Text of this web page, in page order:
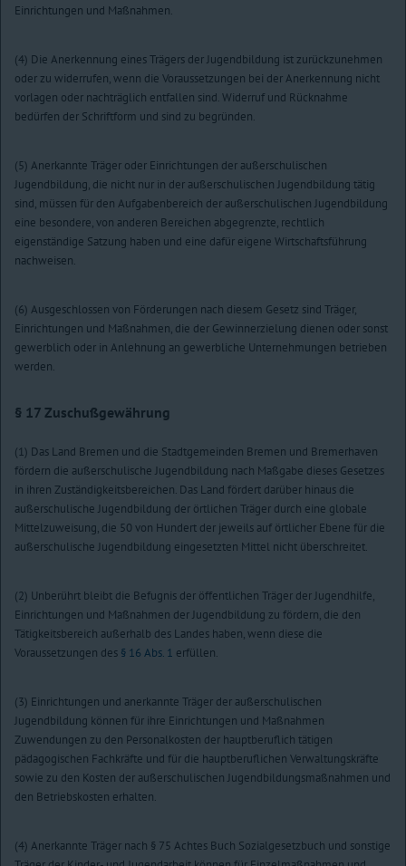
Einrichtungen und Maßnahmen.
(4) Die Anerkennung eines Trägers der Jugendbildung ist zurückzunehmen
oder zu widerrufen, wenn die Voraussetzungen bei der Anerkennung nicht
vorlagen oder nachträglich entfallen sind. Widerruf und Rücknahme
bedürfen der Schriftform und sind zu begründen.
(5) Anerkannte Träger oder Einrichtungen der außerschulischen
Jugendbildung, die nicht nur in der außerschulischen Jugendbildung tätig
sind, müssen für den Aufgabenbereich der außerschulischen Jugendbildung
eine besondere, von anderen Bereichen abgegrenzte, rechtlich
eigenständige Satzung haben und eine dafür eigene Wirtschaftsführung
nachweisen.
(6) Ausgeschlossen von Förderungen nach diesem Gesetz sind Träger,
Einrichtungen und Maßnahmen, die der Gewinnerzielung dienen oder sonst
gewerblich oder in Anlehnung an gewerbliche Unternehmungen betrieben
werden.
§ 17 Zuschußgewährung
(1) Das Land Bremen und die Stadtgemeinden Bremen und Bremerhaven
fördern die außerschulische Jugendbildung nach Maßgabe dieses Gesetzes
in ihren Zuständigkeitsbereichen. Das Land fördert darüber hinaus die
außerschulische Jugendbildung der örtlichen Träger durch eine globale
Mittelzuweisung, die 50 von Hundert der jeweils auf örtlicher Ebene für die
außerschulische Jugendbildung eingesetzten Mittel nicht überschreitet.
(2) Unberührt bleibt die Befugnis der öffentlichen Träger der Jugendhilfe,
Einrichtungen und Maßnahmen der Jugendbildung zu fördern, die den
Tätigkeitsbereich außerhalb des Landes haben, wenn diese die
Voraussetzungen des § 16 Abs. 1 erfüllen.
(3) Einrichtungen und anerkannte Träger der außerschulischen
Jugendbildung können für ihre Einrichtungen und Maßnahmen
Zuwendungen zu den Personalkosten der hauptberuflich tätigen
pädagogischen Fachkräfte und für die hauptberuflichen Verwaltungskräfte
sowie zu den Kosten der außerschulischen Jugendbildungsmaßnahmen und
den Betriebskosten erhalten.
(4) Anerkannte Träger nach § 75 Achtes Buch Sozialgesetzbuch und sonstige